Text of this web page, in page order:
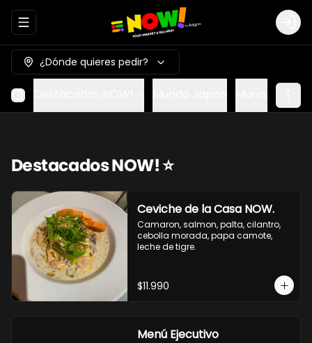
Abrir menu de navegación Login
¿Dónde quieres pedir?
Destacados NOW! ⭐
Ceviche de la Casa NOW.
Camaron, salmon, palta, cilantro,
cebolla morada, papa camote,
leche de tigre.
$11.990
Menú Ejecutivo